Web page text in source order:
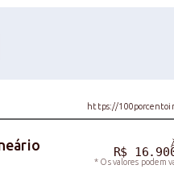
https://
R$
* Os valores podem